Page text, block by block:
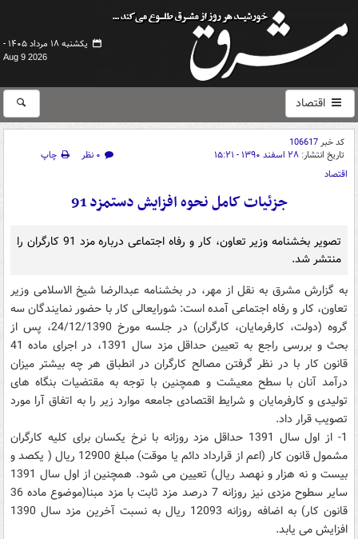
یکشنبه ۱۸ مرداد ۱۴۰۵ -
Aug 9 2026
اقتصاد
کد خبر106617
تاریخ انتشار: ۲۸ اسفند ۱۳۹۰ - ۱۵:۲۱ ۰ نظر
چاپ
اقتصاد
جزئیات کامل نحوه افزایش دستمزد 91
تصویر بخشنامه وزیر تعاون، کار و رفاه اجتماعی درباره مزد 91 کارگران را
منتشر شد.
به گزارش مشرق به نقل از مهر، در بخشنامه عبدالرضا شیخ الاسلامی وزیر
تعاون، کار و رفاه اجتماعی آمده است: شورایعالی کار با حضور نمایندگان سه
گروه (دولت، کارفرمایان، کارگران) در جلسه مورخ 24/12/1390، پس از
بحث و بررسی راجع به تعیین حداقل مزد سال 1391، در اجرای ماده 41
قانون کار با در نظر گرفتن مصالح کارگران در انطباق هر چه بیشتر میزان
درآمد آنان با سطح معیشت و همچنین با توجه به مقتضیات بنگاه های
تولیدی و کارفرمایان و شرایط اقتصادی جامعه موارد زیر را به اتفاق آرا مورد
تصویب قرار داد.
1- از اول سال 1391 حداقل مزد روزانه با نرخ یکسان برای کلیه کارگران
مشمول قانون کار (اعم از قرارداد دائم یا موقت) مبلغ 12900 ریال ( یکصد و
بیست و نه هزار و نهصد ریال) تعیین می شود. همچنین از اول سال 1391
سایر سطوح مزدی نیز روزانه 7 درصد مزد ثابت با مزد مبنا(موضوع ماده 36
قانون کار) به اضافه روزانه 12093 ریال به نسبت آخرین مزد سال 1390
افزایش می یابد.